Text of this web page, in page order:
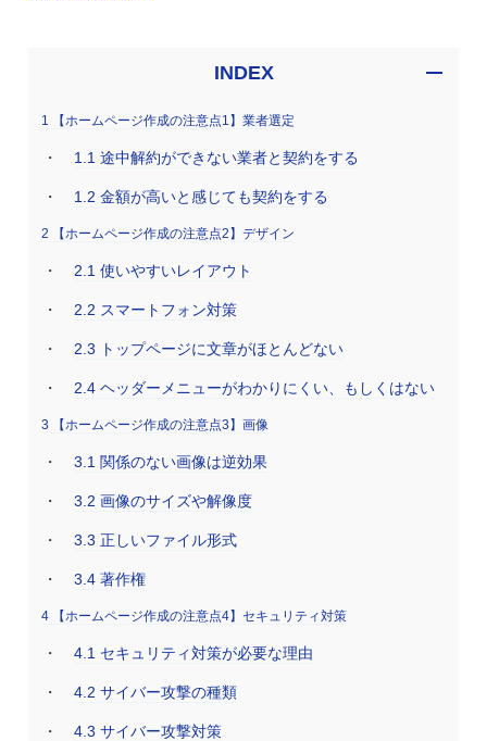
INDEX
1 【ホームページ作成の注意点1】業者選定
1.1 途中解約ができない業者と契約をする
1.2 金額が高いと感じても契約をする
2 【ホームページ作成の注意点2】デザイン
2.1 使いやすいレイアウト
2.2 スマートフォン対策
2.3 トップページに文章がほとんどない
2.4ヘッダーメニューがわかりにくい、もしくはない
3 【ホームページ作成の注意点3】画像
3.1 関係のない画像は逆効果
3.2 画像のサイズや解像度
3.3 正しいファイル形式
3.4著作権
4【ホームページ作成の注意点4】セキュリティ対策
4.1 セキュリティ対策が必要な理由
4.2 サイバー攻撃の種類
4.3 サイバー攻撃対策